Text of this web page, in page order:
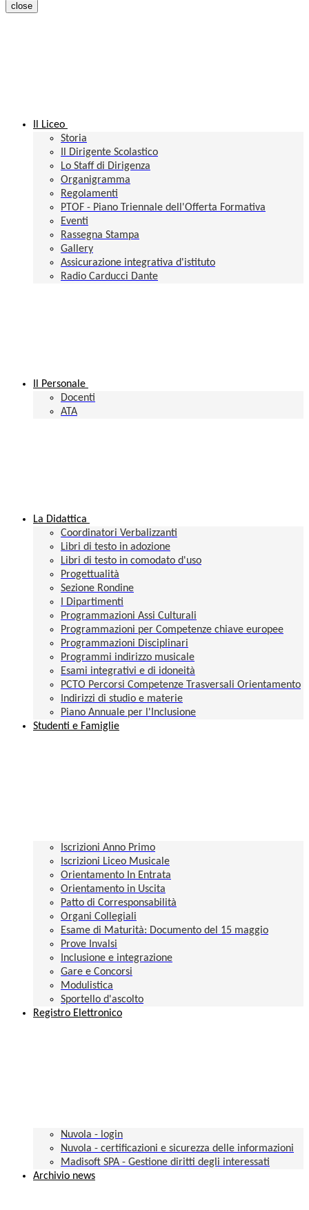
close
Il Liceo
Storia
Il Dirigente Scolastico
Lo Staff di Dirigenza
Organigramma
Regolamenti
PTOF - Piano Triennale dell'Offerta Formativa
Eventi
Rassegna Stampa
Gallery
Assicurazione integrativa d'istituto
Radio Carducci Dante
Il Personale
Docenti
ATA
La Didattica
Coordinatori Verbalizzanti
Libri di testo in adozione
Libri di testo in comodato d'uso
Progettualità
Sezione Rondine
I Dipartimenti
Programmazioni Assi Culturali
Programmazioni per Competenze chiave europee
Programmazioni Disciplinari
Programmi indirizzo musicale
Esami integrativi e di idoneità
PCTO Percorsi Competenze Trasversali Orientamento
Indirizzi di studio e materie
Piano Annuale per l'Inclusione
Studenti e Famiglie
Iscrizioni Anno Primo
Iscrizioni Liceo Musicale
Orientamento In Entrata
Orientamento in Uscita
Patto di Corresponsabilità
Organi Collegiali
Esame di Maturità: Documento del 15 maggio
Prove Invalsi
Inclusione e integrazione
Gare e Concorsi
Modulistica
Sportello d'ascolto
Registro Elettronico
Nuvola - login
Nuvola - certificazioni e sicurezza delle informazioni
Madisoft SPA - Gestione diritti degli interessati
Archivio news